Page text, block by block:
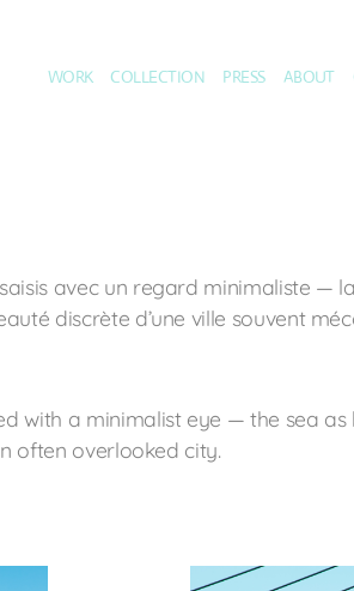
WORK COLLECTION PRESS ABOUT
avec un regard minimaliste —
discrète d’une ville souvent
with a minimalist eye — the sea as
often overlooked city.